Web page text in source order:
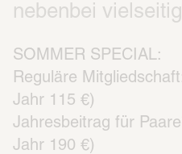
nebenbei
SOMMER SPECIAL:
Reguläre
Jahr 115 €)
Jahresbeitrag für
Jahr 190 €)